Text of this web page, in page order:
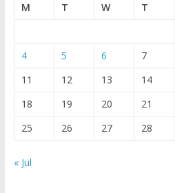
M
T W T
4
5 6 7
11
12 13 14
18
19 20 21
25
26 27 28
« Jul